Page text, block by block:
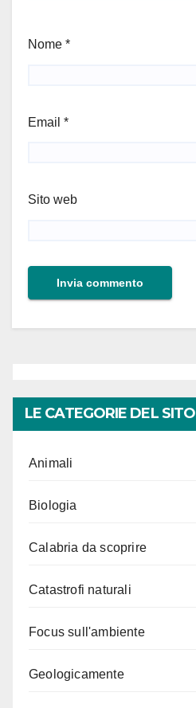
Nome *
Email *
Sito web
LE CATEGORIE DEL SITO
Animali
Biologia
Calabria da scoprire
Catastrofi naturali
Focus sull'ambiente
Geologicamente